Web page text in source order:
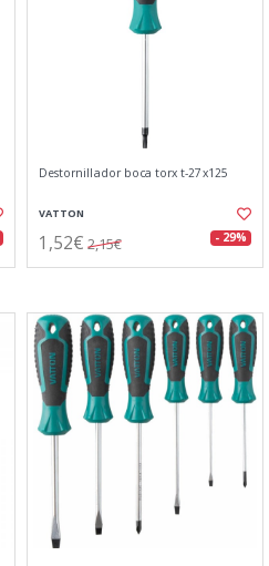
Destornillador boca torx t-27x125
VATTON
1,52€ 2,15€ - 29%